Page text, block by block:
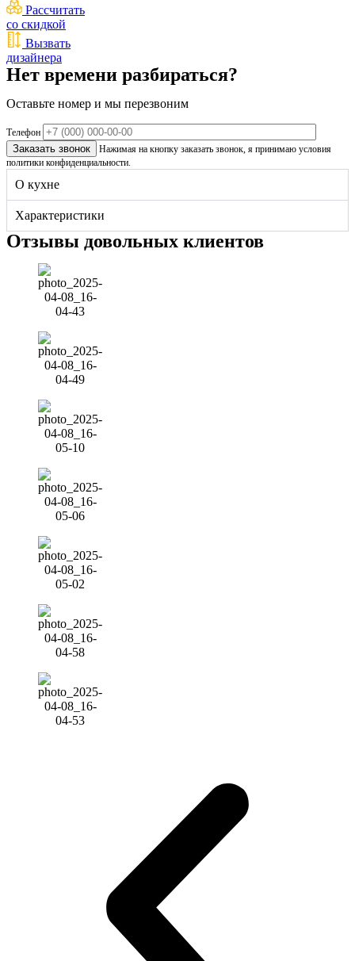
Рассчитать
со скидкой
Вызвать
дизайнера
Нет времени разбираться?
Оставьте номер и мы перезвоним
Телефон
Нажимая на кнопку заказать звонок, я принимаю условия
политики конфиденциальности.
О кухне
Характеристики
Отзывы довольных клиентов